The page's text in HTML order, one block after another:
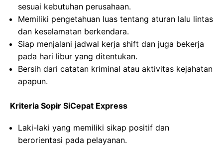
sesuai kebutuhan perusahaan.
Memiliki pengetahuan luas tentang aturan lalu lintas
dan keselamatan berkendara.
Siap menjalani jadwal kerja shift dan juga bekerja
pada hari libur yang ditentukan.
Bersih dari catatan kriminal atau aktivitas kejahatan
apapun.
Kriteria Sopir SiCepat Express
Laki-laki yang memiliki sikap positif dan
berorientasi pada pelayanan.